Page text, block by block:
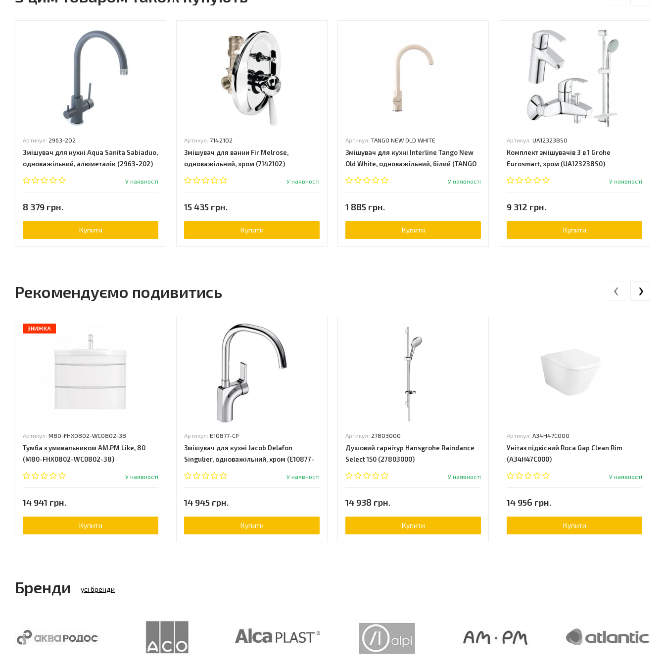
Артикул: 2963-202
Змішувач для кухні Aqua Sanita Sabiaduo,
одноважільний, алюметалік (2963-202)
У наявності
8 379 грн.
Купити
Артикул: 7142102
Змішувач для ванни Fir Melrose,
одноважільний, хром (7142102)
У наявності
15 435 грн.
Купити
Артикул: TANGO NEW OLD WHITE
Змішувач для кухні Interline Tango New
Old White, одноважільний, білий (TANGO
NEW OLD WHITE)
У наявності
1 885 грн.
Купити
Артикул: UA123238S0
Комплект змішувачів 3 в 1 Grohe
Eurosmart, хром (UA123238S0)
У наявності
9 312 грн.
Купити
Рекомендуємо подивитись
ЗНИЖКА
Артикул: M80-FHX0802-WC0802-38
Тумба з умивальником AM.PM Like, 80
(M80-FHX0802-WC0802-38)
У наявності
14 941 грн.
Купити
Артикул: E10877-CP
Змішувач для кухні Jacob Delafon
Singulier, одноважільний, хром (E10877-
CP)
У наявності
14 945 грн.
Купити
Артикул: 27803000
Душовий гарнітур Hansgrohe Raindance
Select 150 (27803000)
У наявності
14 938 грн.
Купити
Артикул: A34H47C000
Унітаз підвісний Roca Gap Clean Rim
(A34H47C000)
У наявності
14 956 грн.
Купити
‹ ›
Бренди усі бренди